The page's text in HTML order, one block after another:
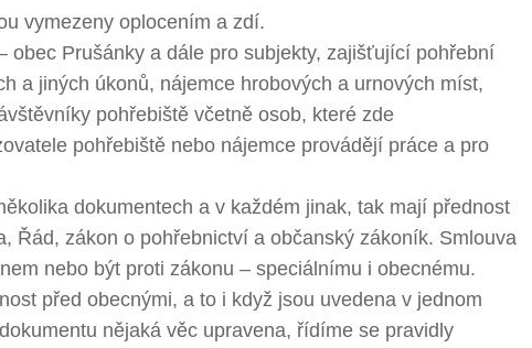
vymezeny oplocením a zdí.
obec Prušánky a dále pro subjekty, zajišťující pohřební
a jiných úkonů, nájemce hrobových a urnových míst,
pohřebiště včetně osob, které zde
pohřebiště nebo nájemce provádějí práce a pro
dokumentech a v každém jinak, tak mají přednost
Řád, zákon o pohřebnictví a občanský zákoník. Smlouva
nebo být proti zákonu – speciálnímu i obecnému.
před obecnými, a to i když jsou uvedena v jednom
nějaká věc upravena, řídíme se pravidly